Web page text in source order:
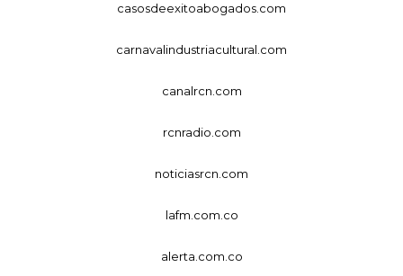
casosdeexitoabogados.com
carnavalindustriacultural.com
canalrcn.com
rcnradio.com
noticiasrcn.com
lafm.com.co
alerta.com.co